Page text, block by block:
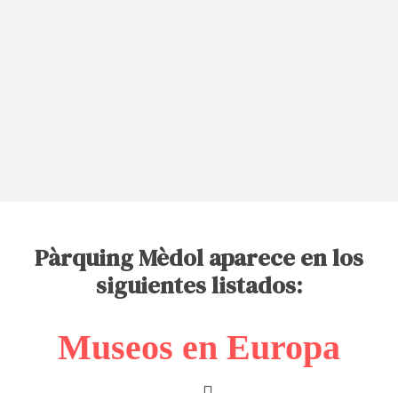
Pàrquing Mèdol aparece en los
siguientes listados:
Museos en Europa